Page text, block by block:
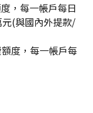
，每一帳戶每日
(與國內外提款/
度，每一帳戶每